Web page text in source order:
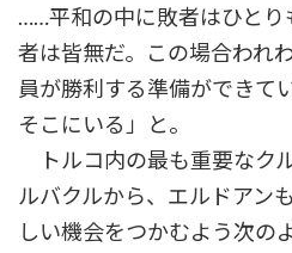
……平和の中に敗者はひとり
者は皆無だ。この場合われ
員が勝利する準備ができて
そこにいる」と。
トルコ内の最も重要なク
ルバクルから、エルドアン
しい機会をつかむよう次の